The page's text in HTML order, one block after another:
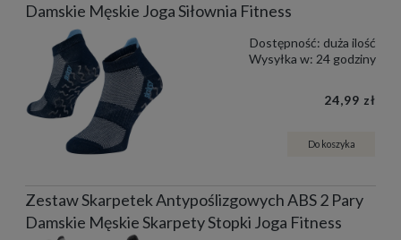
Damskie Męskie Joga Siłownia Fitness
Dostępność: duża ilość
Wysyłka w: 24 godziny
24,99 zł
Do koszyka
Zestaw Skarpetek Antypoślizgowych ABS 2 Pary
Damskie Męskie Skarpety Stopki Joga Fitness